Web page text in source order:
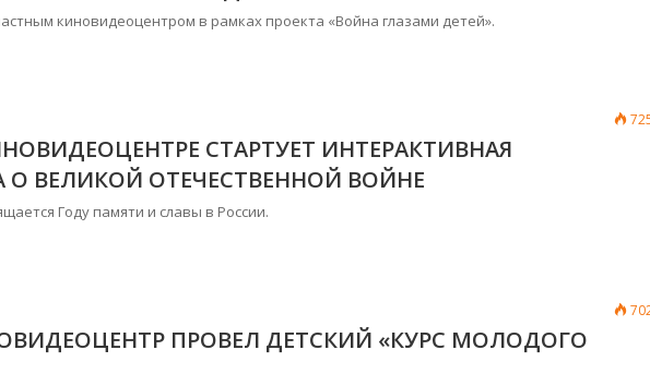
киновидеоцентром в рамках проекта «Война глазами детей».
СТАРТУЕТ ИНТЕРАКТИВНАЯ
ВЕЛИКОЙ ОТЕЧЕСТВЕННОЙ ВОЙНЕ
Году памяти и славы в России.
ПРОВЕЛ ДЕТСКИЙ «КУРС МОЛОДОГО